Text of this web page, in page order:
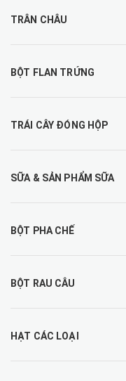
TRÂN CHÂU
BỘT FLAN TRỨNG
TRÁI CÂY ĐÓNG HỘP
SỮA & SẢN PHẨM SỮA
BỘT PHA CHẾ
BỘT RAU CÂU
HẠT CÁC LOẠI